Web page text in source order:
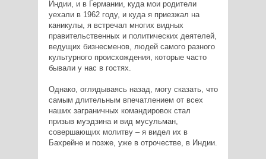
Индии, и в Германии, куда мои родители
уехали в 1962 году, и куда я приезжал на
каникулы, я встречал многих видных
правительственных и политических деятелей,
ведущих бизнесменов, людей самого разного
культурного происхождения, которые часто
бывали у нас в гостях.
Однако, оглядываясь назад, могу сказать, что
самым длительным впечатлением от всех
наших заграничных командировок стал
призыв муэдзина и вид мусульман,
совершающих молитву – я видел их в
Бахрейне и позже, уже в отрочестве, в Индии.